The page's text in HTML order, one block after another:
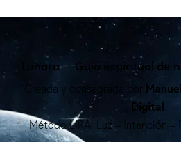
Lunara — Guía espiritual de
Creada y consagrada por
Digital
Método LIRA: Luz – Intención –